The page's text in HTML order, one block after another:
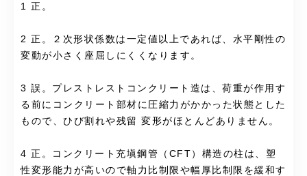
1 正。
2 正。２次形状係数は一定値以上であれば、水平剛性の
変動が小さく座屈しにくくなります。
3 誤。プレストレストコンクリート造は、荷重が作用す
る前にコンクリート部材に圧縮力がかかった状態とした
もので、ひび割れや残留 変形がほとんどありません。
4 正。コンクリート充塡鋼管（CFT）構造の柱は、塑
性変形能力が高いので軸力比制限や幅厚比制限を緩和す